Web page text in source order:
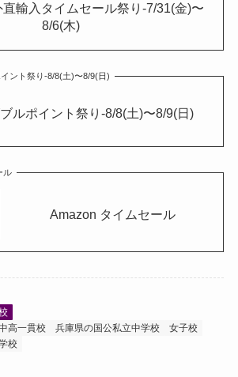
輸入タイムセール祭り-7/31(金)〜
8/6(木)
ント祭り-8/8(土)〜8/9(日)
ルポイント祭り-8/8(土)〜8/9(日)
ル
Amazon タイムセール
高一貫校 兵庫県の国公私立中学校
女子校
校